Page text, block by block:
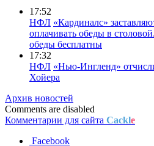
17:52
НФЛ «Кардиналс»
оплачивать обеды в
обеды бесплатны
17:32
НФЛ «Нью-Ингленд»
Хойера
Архив новостей
Comments are disabled
Комментарии для сайта Cackle
Facebook